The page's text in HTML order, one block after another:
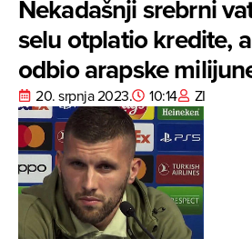
Nekadašnji srebrni
selu otplatio kredite,
odbio arapske
20. srpnja 2023. 10:14 ZI